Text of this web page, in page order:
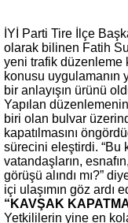
İYİ Parti Tire İlçe
olarak bilinen Fatih
yeni trafik düzenleme
konusu uygulamanın
bir anlayışın ürünü
Yapılan
biri olan bulvar
kapatılmasını
sürecini eleştirdi. “Bu
vatandaşların,
görüşü alındı mı?”
içi ulaşımın göz ardı
“KAVŞAK
Yetkililerin yine en